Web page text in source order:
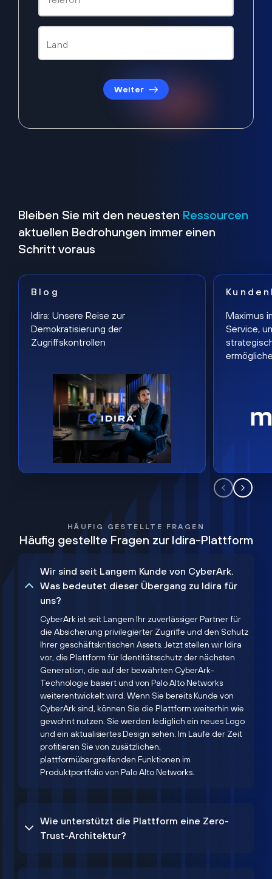
Weiter
Bleiben Sie mit den neuesten Ressourcen
aktuellen Bedrohungen immer einen
Schritt voraus
Blog
Idira: Unsere Reise zur
Demokratisierung der
Zugriffskontrollen
Maximus
Service,
HÄUFIG GESTELLTE FRAGEN
Häufig gestellte Fragen zur Idira-Plattform
Wir sind seit Langem Kunde von CyberArk.
Was bedeutet dieser Übergang zu Idira für
uns?
CyberArk ist seit Langem Ihr zuverlässiger Partner für
die Absicherung privilegierter Zugriffe und den Schutz
Ihrer geschäftskritischen Assets. Jetzt stellen wir Idira
vor, die Plattform für Identitätsschutz der nächsten
Generation, die auf der bewährten CyberArk-
Technologie basiert und von Palo Alto Networks
weiterentwickelt wird. Wenn Sie bereits Kunde von
CyberArk sind, können Sie die Plattform weiterhin wie
gewohnt nutzen. Sie werden lediglich ein neues Logo
und ein aktualisiertes Design sehen. Im Laufe der Zeit
profitieren Sie von zusätzlichen,
plattformübergreifenden Funktionen im
Produktportfolio von Palo Alto Networks.
Wie unterstützt die Plattform eine Zero-
Trust-Architektur?